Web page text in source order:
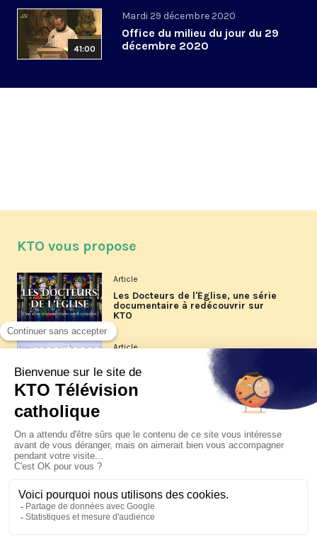
41:00
Mardi 29 décembre 2020
Office du milieu du jour du 29
décembre 2020
KTO vous propose
Article
Les Docteurs de l'Église, une série
documentaire à redécouvrir sur
KTO
Article
Les reportages d'été 2026 de KTO
La visite pastorale du pape Léon
XIV à Assise à suivre sur KTO le
jeudi 6 août
Le pape en Uruguay, Argentine et
Pérou du 6 au 17 novembre 2026